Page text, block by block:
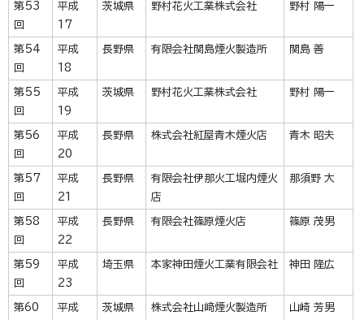
第53
回
平成
17
茨城県 野村花火工業株式会社 野村 陽一
第54
回
平成
18
長野県 有限会社関島煙火製造所 関島 善
第55
回
平成
19
茨城県 野村花火工業株式会社 野村 陽一
第56
回
平成
20
長野県 株式会社紅屋青木煙火店 青木 昭夫
第57
回
平成
21
長野県
有限会社伊那火工堀内煙火
店
那須野 大
第58
回
平成
22
長野県 有限会社篠原煙火店 篠原 茂男
第59
回
平成
23
埼玉県 本家神田煙火工業有限会社 神田 隆広
第60
平成
茨城県 株式会社山﨑煙火製造所 山崎 芳男